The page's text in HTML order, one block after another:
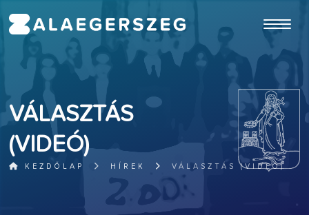
VÁLASZTÁS
(VIDEÓ)
KEZDŐLAP HÍREK VÁLASZTÁS (VIDEÓ)